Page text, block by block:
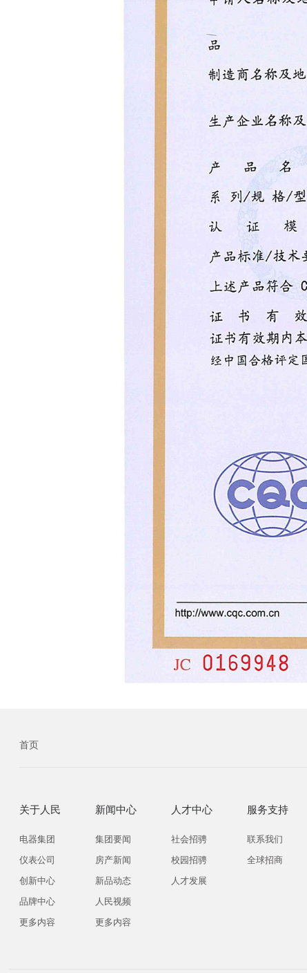
首页
关于人民
电器集团
仪表公司
创新中心
品牌中心
更多内容
新闻中心
集团要闻
房产新闻
新品动态
人民视频
更多内容
人才中心
社会招骋
校园招骋
人才发展
服务支持
联系我们
全球招商